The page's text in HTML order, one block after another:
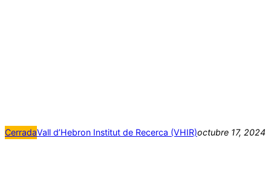
CerradaVall d’Hebron Institut de Recerca (VHIR)octubre 17, 2024